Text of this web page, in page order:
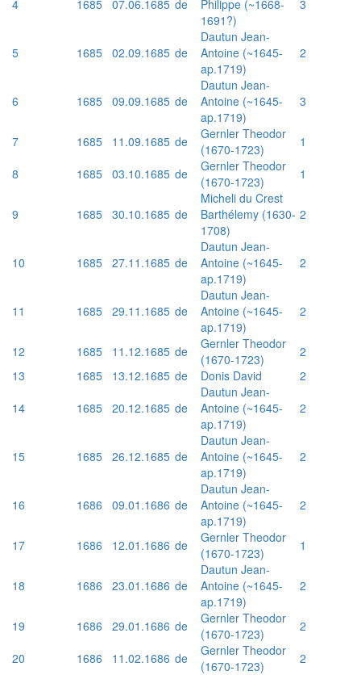
4 1685 07.06.1685 de
Philippe (~1668-
1691?)
3
5 1685 02.09.1685 de
Dautun Jean-
Antoine (~1645-
ap.1719)
2
6 1685 09.09.1685 de
Dautun Jean-
Antoine (~1645-
ap.1719)
3
7 1685 11.09.1685 de
Gernler Theodor
(1670-1723)
1
8
1685 03.10.1685 de
Gernler Theodor
(1670-1723)
1
9 1685 30.10.1685 de
Micheli du Crest
Barthélemy (1630-
1708)
2
10 1685 27.11.1685 de
Dautun Jean-
Antoine (~1645-
ap.1719)
2
11 1685 29.11.1685 de
Dautun Jean-
Antoine (~1645-
ap.1719)
2
12 1685 11.12.1685 de
Gernler Theodor
(1670-1723)
2
13
1685 13.12.1685 de Donis David
2
14
1685 20.12.1685 de
Dautun Jean-
Antoine (~1645-
ap.1719)
2
15 1685 26.12.1685 de
Dautun Jean-
Antoine (~1645-
ap.1719)
2
16 1686 09.01.1686 de
Dautun Jean-
Antoine (~1645-
ap.1719)
2
17 1686 12.01.1686 de
Gernler Theodor
(1670-1723)
1
18 1686 23.01.1686 de
Dautun Jean-
Antoine (~1645-
ap.1719)
2
19 1686 29.01.1686 de
Gernler Theodor
(1670-1723)
2
20
1686 11.02.1686 de
Gernler Theodor
(1670-1723)
2